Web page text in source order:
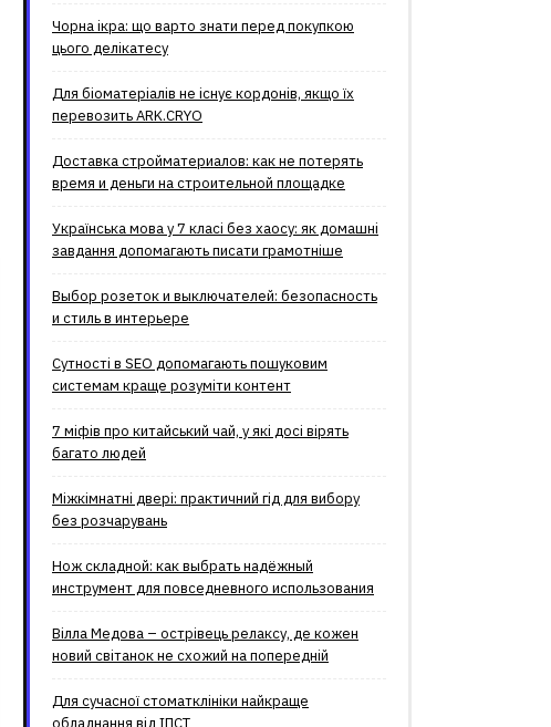
Чорна ікра: що варто знати перед покупкою
цього делікатесу
Для біоматеріалів не існує кордонів, якщо їх
перевозить ARK.CRYO
Доставка стройматериалов: как не потерять
время и деньги на строительной площадке
Українська мова у 7 класі без хаосу: як домашні
завдання допомагають писати грамотніше
Выбор розеток и выключателей: безопасность
и стиль в интерьере
Сутності в SEO допомагають пошуковим
системам краще розуміти контент
7 міфів про китайський чай, у які досі вірять
багато людей
Міжкімнатні двері: практичний гід для вибору
без розчарувань
Нож складной: как выбрать надёжный
инструмент для повседневного использования
Вілла Медова – острівець релаксу, де кожен
новий світанок не схожий на попередній
Для сучасної стоматклініки найкраще
обладнання від ІПСТ